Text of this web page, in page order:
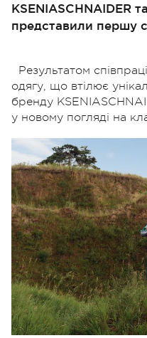
KSENIASCHNAIDER
представили першу
Результатом
одягу, що втілює
бренду
у новому погляді на